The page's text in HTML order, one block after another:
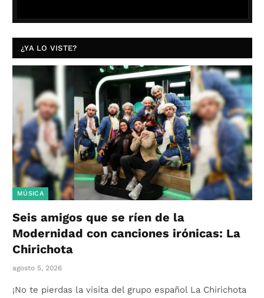
¿YA LO VISTE?
MÚSICA
Seis amigos que se ríen de la
Modernidad con canciones irónicas: La
Chirichota
agosto 5, 2026
¡No te pierdas la visita del grupo español La Chirichota